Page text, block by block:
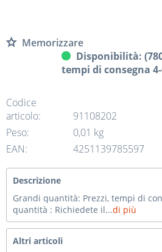
Memorizzare
Disponibilità:
tempi di consegna
Codice
articolo:
91108202
Peso:
0,01 kg
EAN:
4251139785597
Descrizione
Grandi quantità: Prezzi, tempi di
quantità : Richiedete il...di più
Altri articoli